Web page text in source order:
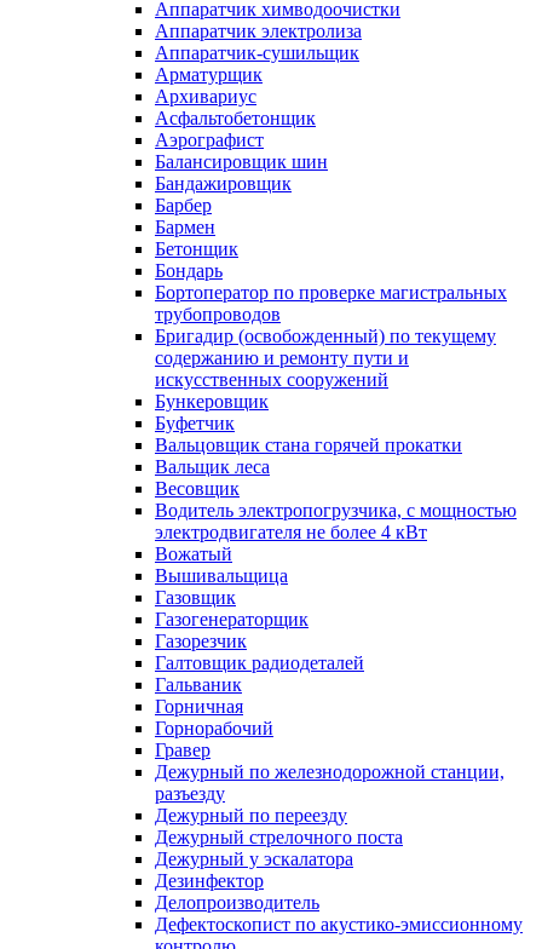
Аппаратчик химводоочистки
Аппаратчик электролиза
Аппаратчик-сушильщик
Арматурщик
Архивариус
Асфальтобетонщик
Аэрографист
Балансировщик шин
Бандажировщик
Барбер
Бармен
Бетонщик
Бондарь
Бортоператор по проверке магистральных
трубопроводов
Бригадир (освобожденный) по текущему
содержанию и ремонту пути и
искусственных сооружений
Бункеровщик
Буфетчик
Вальцовщик стана горячей прокатки
Вальщик леса
Весовщик
Водитель электропогрузчика, с мощностью
электродвигателя не более 4 кВт
Вожатый
Вышивальщица
Газовщик
Газогенераторщик
Газорезчик
Галтовщик радиодеталей
Гальваник
Горничная
Горнорабочий
Гравер
Дежурный по железнодорожной станции,
разъезду
Дежурный по переезду
Дежурный стрелочного поста
Дежурный у эскалатора
Дезинфектор
Делопроизводитель
Дефектоскопист по акустико-эмиссионному